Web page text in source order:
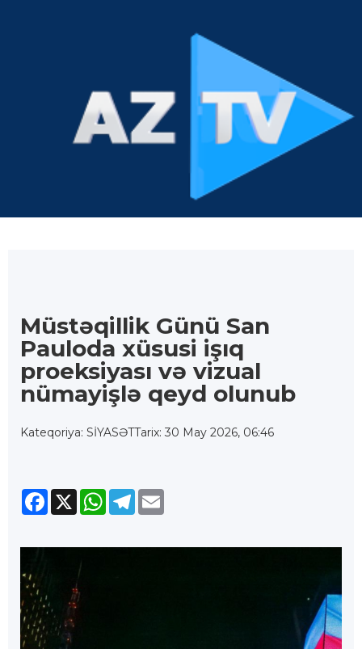
Müstəqillik Günü San
Pauloda xüsusi işıq
proeksiyası və vizual
nümayişlə qeyd olunub
Kateqoriya: SİYASƏTTarix: 30 May 2026, 06:46
Facebook
X WhatsApp
Telegram